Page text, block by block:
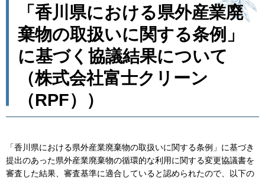
「香川県における県外産業廃
棄物の取扱いに関する条例」
に基づく協議結果について
（株式会社富士クリーン
（RPF））
「香川県における県外産業廃棄物の取扱いに関する条例」に基づき
提出のあった県外産業廃棄物の循環的な利用に関する変更協議書を
審査した結果、審査基準に適合していると認められたので、以下の